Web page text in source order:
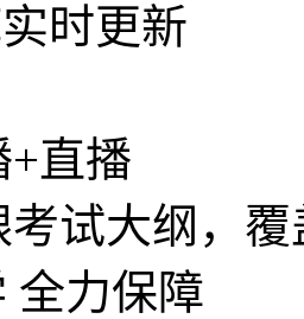
时更新
+直播
试大纲，
全力保障